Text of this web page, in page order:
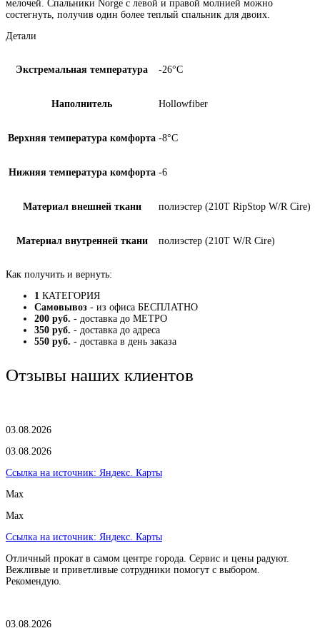
мелочей. Спальники Norge с левой и правой молнией можно
состегнуть, получив один более теплый спальник для двоих.
Детали
Экстремальная температура -26°C
Наполнитель Hollowfiber
Верхняя температура комфорта -8°C
Нижняя температура комфорта -6
Материал внешней ткани полиэстер (210T RipStop W/R Cire)
Материал внутренней ткани полиэстер (210T W/R Cire)
Как получить и вернуть:
1 КАТЕГОРИЯ
Самовывоз - из офиса БЕСПЛАТНО
200 руб. - доставка до МЕТРО
350 руб. - доставка до адреса
550 руб. - доставка в день заказа
Отзывы наших клиентов
03.08.2026
03.08.2026
Ссылка на источник: Яндекс. Карты
Max
Max
Ссылка на источник: Яндекс. Карты
Отличный прокат в самом центре города. Сервис и цены радуют.
Вежливые и приветливые сотрудники помогут с выбором.
Рекомендую.
03.08.2026